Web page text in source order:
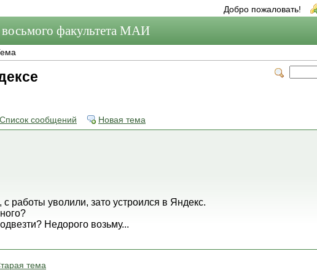
Добро пожаловать!
факультета МАИ
Список сообщений Новая тема
работы уволили, зато устроился в Яндекс.
Недорого возьму...
тема